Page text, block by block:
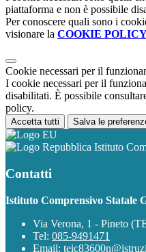
piattaforma e non è possibile
Per conoscere quali sono i
visionare la COOKIE
Cookie necessari per il
I cookie necessari per il
disabilitati. È possibile
policy.
Accetta tutti Salva le
Istituto
Contatti
Istituto Comprensivo Statale
Via Verona, 1 - Pineto
Tel: 085-9491471
Email: